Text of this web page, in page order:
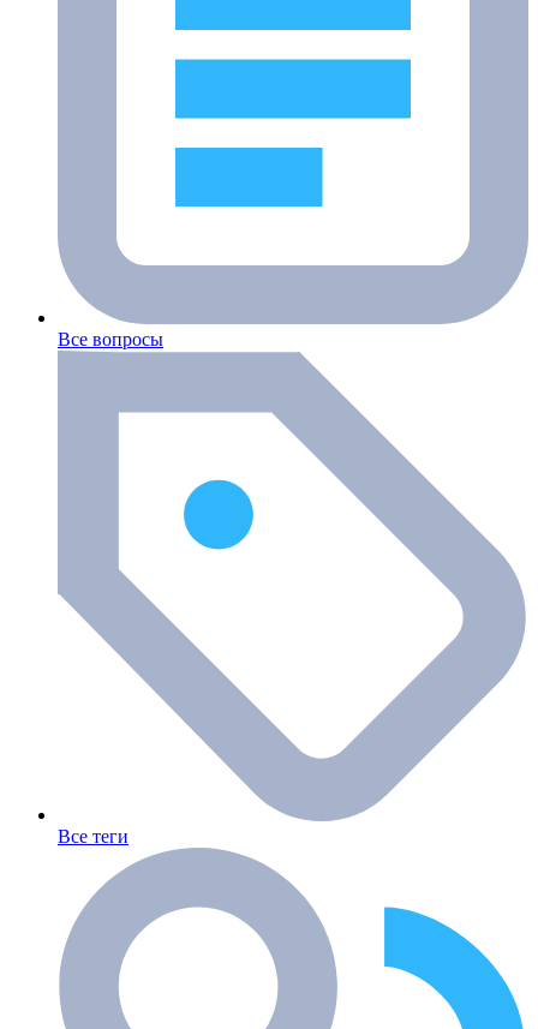
Все вопросы
Все теги